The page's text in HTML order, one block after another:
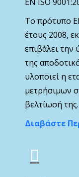
Το πρότυπο
έτους 2008,
επιβάλει
της
υλοποιεί η
μετρήσιμων
βελτίωσή της.
Διαβάστε